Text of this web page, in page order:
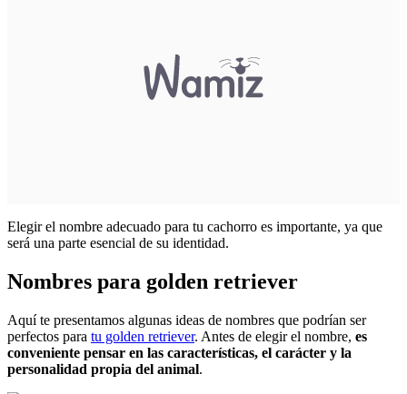
Elegir el nombre adecuado para tu cachorro es importante, ya que
será una parte esencial de su identidad.
Nombres para golden retriever
Aquí te presentamos algunas ideas de nombres que podrían ser
perfectos para tu golden retriever. Antes de elegir el nombre, es
conveniente pensar en las características, el carácter y la
personalidad propia del animal.